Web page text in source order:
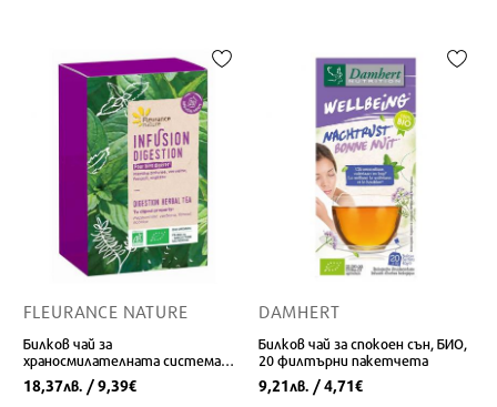
FLEURANCE NATURE
Билков чай за
храносмилателната система,
БИО, 20 филтърни пакетчета
18,37лв. / 9,39€
DAMHERT
Билков чай за спокоен сън, БИО,
20 филтърни пакетчета
9,21лв. / 4,71€